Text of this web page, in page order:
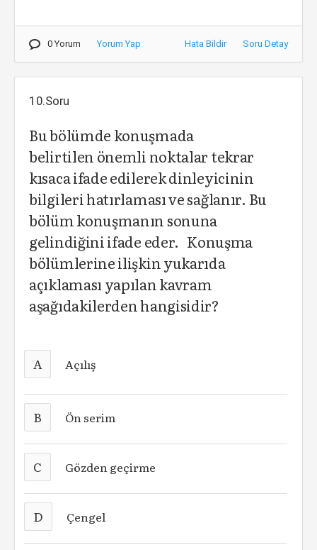
0 Yorum Yorum Yap Hata Bildir Soru Detay
10.Soru
Bu bölümde konuşmada
belirtilen önemli noktalar tekrar
kısaca ifade edilerek dinleyicinin
bilgileri hatırlaması ve sağlanır. Bu
bölüm konuşmanın sonuna
gelindiğini ifade eder. Konuşma
bölümlerine ilişkin yukarıda
açıklaması yapılan kavram
aşağıdakilerden hangisidir?
A Açılış
B Ön serim
C Gözden geçirme
D Çengel